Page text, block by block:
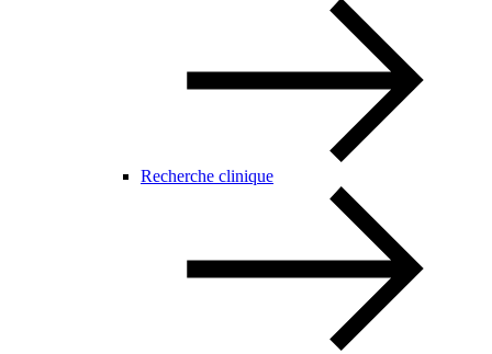
Recherche clinique